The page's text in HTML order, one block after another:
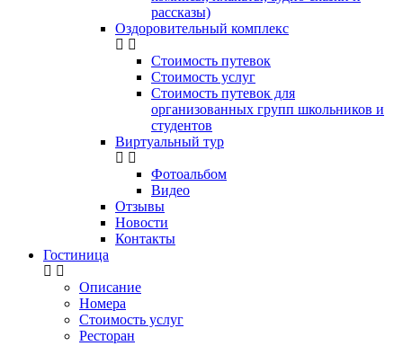
рассказы)
Оздоровительный комплекс
Стоимость путевок
Стоимость услуг
Стоимость путевок для
организованных групп школьников и
студентов
Виртуальный тур
Фотоальбом
Видео
Отзывы
Новости
Контакты
Гостиница
Описание
Номера
Стоимость услуг
Ресторан